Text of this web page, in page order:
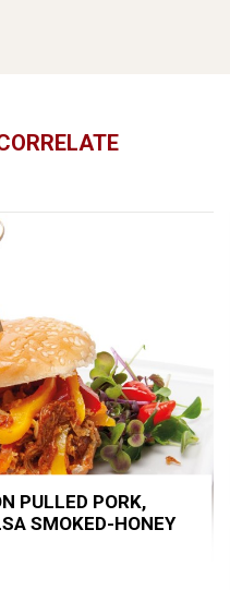
PULLED PORK,
SMOKED-HONEY